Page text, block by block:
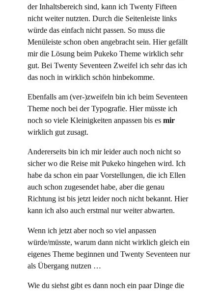
der Inhaltsbereich sind, kann ich Twenty Fifteen
nicht weiter nutzten. Durch die Seitenleiste links
würde das einfach nicht passen. So muss die
Menüleiste schon oben angebracht sein. Hier gefällt
mir die Lösung beim Pukeko Theme wirklich sehr
gut. Bei Twenty Seventeen Zweifel ich sehr das ich
das noch in wirklich schön hinbekomme.
Ebenfalls am (ver-)zweifeln bin ich beim Seventeen
Theme noch bei der Typografie. Hier müsste ich
noch so viele Kleinigkeiten anpassen bis es mir
wirklich gut zusagt.
Andererseits bin ich mir leider auch noch nicht so
sicher wo die Reise mit Pukeko hingehen wird. Ich
habe da schon ein paar Vorstellungen, die ich Ellen
auch schon zugesendet habe, aber die genau
Richtung ist bis jetzt leider noch nicht bekannt. Hier
kann ich also auch erstmal nur weiter abwarten.
Wenn ich jetzt aber noch so viel anpassen
würde/müsste, warum dann nicht wirklich gleich ein
eigenes Theme beginnen und Twenty Seventeen nur
als Übergang nutzen …
Wie du siehst gibt es dann noch ein paar Dinge die